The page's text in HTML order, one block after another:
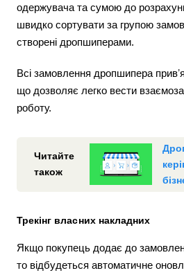
одержувача та сумою до
швидко сортувати за групою
створені дропшиперами.
Всі замовлення дропшипера
що дозволяє легко вести
роботу.
Читайте
також
Трекінг власних накладних
Якщо покупець додає до
то відбудеться автоматичне